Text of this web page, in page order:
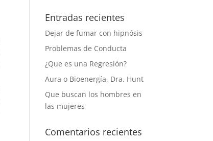
Entradas recientes
Dejar de fumar con hipnósis
Problemas de Conducta
¿Que es una Regresión?
Aura o Bioenergía, Dra. Hunt
Que buscan los hombres en
las mujeres
Comentarios recientes